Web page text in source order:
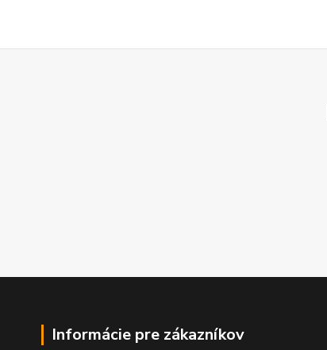
Informácie pre zákazníkov